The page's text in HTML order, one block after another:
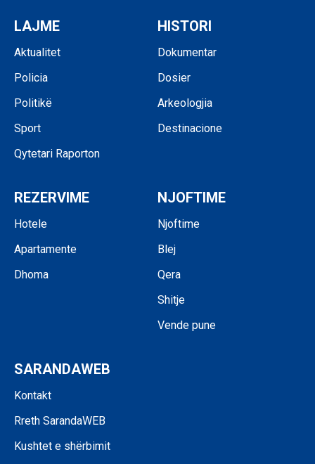
LAJME
Aktualitet
Policia
Politikë
Sport
Qytetari Raporton
HISTORI
Dokumentar
Dosier
Arkeologjia
Destinacione
REZERVIME
Hotele
Apartamente
Dhoma
NJOFTIME
Njoftime
Blej
Qera
Shitje
Vende pune
SARANDAWEB
Kontakt
Rreth SarandaWEB
Kushtet e shërbimit